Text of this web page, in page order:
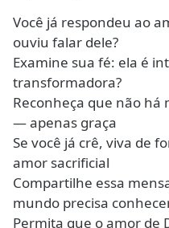
Você já respondeu ao
ouviu falar dele?
Examine sua fé: ela é
transformadora?
Reconheça que não
— apenas graça
Se você já crê, viva de
amor sacrificial
Compartilhe essa
mundo precisa
Permita que o amor de